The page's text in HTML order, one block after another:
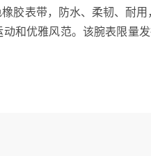
胶表带，防水、柔韧、耐
和优雅风范。该腕表限量